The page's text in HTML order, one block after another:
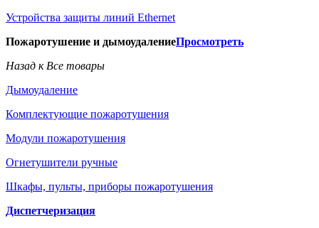
Устройства защиты линий Ethernet
Пожаротушение и дымоудалениеПросмотреть
Назад к Все товары
Дымоудаление
Комплектующие пожаротушения
Модули пожаротушения
Огнетушители ручные
Шкафы, пульты, приборы пожаротушения
Диспетчеризация